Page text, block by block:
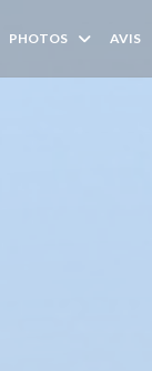
PHOTOS AVIS